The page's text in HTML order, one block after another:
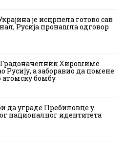
је исцрпела готово сав
Русија пронашла одговор
Градоначелник Хирошиме
Русију, а заборавио да помене
атомску бомбу
да уграде Пребиловце у
националног идентитета